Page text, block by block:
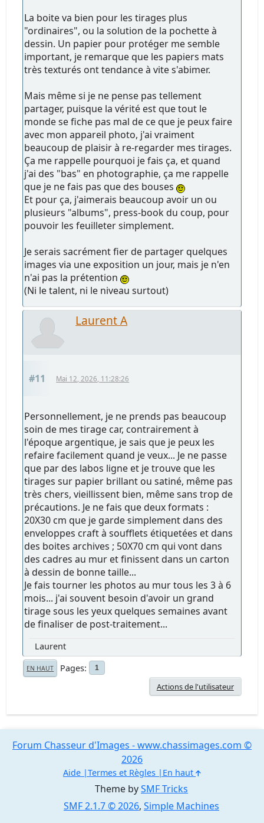
La boite va bien pour les tirages plus
"ordinaires", ou la solution de la pochette à
dessin. Un papier pour protéger me semble
important, je remarque que les papiers mats
très texturés ont tendance à vite s'abimer.
Mais même si je ne pense pas tellement
partager, puisque la vérité est que tout le
monde se fiche pas mal de ce que je peux faire
avec mon appareil photo, j'ai vraiment
beaucoup de plaisir à re-regarder mes tirages.
Ça me rappelle pourquoi je fais ça, et quand
j'ai des "bas" en photographie, ça me rappelle
que je ne fais pas que des bouses
Et pour ça, j'aimerais beaucoup avoir un ou
plusieurs "albums", press-book du coup, pour
pouvoir les feuilleter simplement.
Je serais sacrément fier de partager quelques
images via une exposition un jour, mais je n'en
n'ai pas la prétention
(Ni le talent, ni le niveau surtout)
Laurent A
#11 Mai 12, 2026, 11:28:26
Personnellement, je ne prends pas beaucoup
soin de mes tirage car, contrairement à
l'époque argentique, je sais que je peux les
refaire facilement quand je veux... Je ne passe
que par des labos ligne et je trouve que les
tirages sur papier brillant ou satiné, même pas
très chers, vieillissent bien, même sans trop de
précautions. Je ne fais que deux formats :
20X30 cm que je garde simplement dans des
enveloppes craft à soufflets étiquetées et dans
des boites archives ; 50X70 cm qui vont dans
des cadres au mur et finissent dans un carton
à dessin de bonne taille...
Je fais tourner les photos au mur tous les 3 à 6
mois... j'ai souvent besoin d'avoir un grand
tirage sous les yeux quelques semaines avant
de finaliser de post-traitement...
Laurent
EN HAUT Pages 1
Actions de l'utilisateur
Theme bySMF Tricks
SMF 2.1.7 © 2026, Simple Machines
Forum Chasseur d'Images - www.chassimages.com ©
2026
Aide Termes et Règles En haut